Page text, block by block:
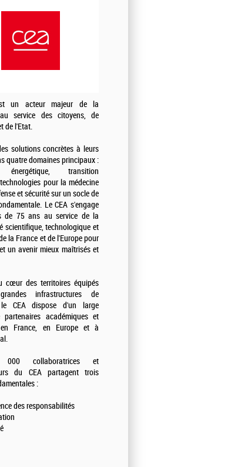
un acteur majeur de la
service des citoyens, de
de l'Etat.
solutions concrètes à leurs
quatre domaines principaux :
énergétique, transition
pour la médecine
et sécurité sur un socle de
Le CEA s'engage
de 75 ans au service de la
scientifique, technologique et
la France et de l'Europe pour
un avenir mieux maîtrisés et
cœur des territoires équipés
infrastructures de
le CEA dispose d'un large
académiques et
France, en Europe et à
collaboratrices et
du CEA partagent trois
:
des responsabilités